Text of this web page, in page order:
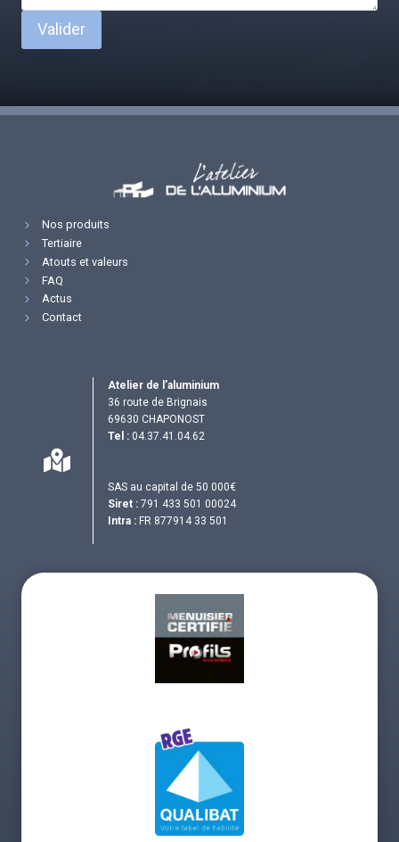
Valider
Nos produits
Tertiaire
Atouts et valeurs
FAQ
Actus
Contact
Atelier de l’aluminium
36 route de Brignais
69630 CHAPONOST
Tel : 04.37.41.04.62
SAS au capital de 50 000€
Siret : 791 433 501 00024
Intra : FR 877914 33 501